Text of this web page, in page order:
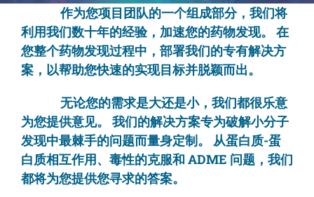
infiniSee
分迪资讯
关于我们
作为您项目团队的一个组成部分，我们将
利用我们数十年的经验，加速您的药物发现。 在
您整个药物发现过程中，部署我们的专有解决方
案，以帮助您快速的实现目标并脱颖而出。
无论您的需求是大还是小，我们都很乐意
为您提供意见。 我们的解决方案专为破解小分子
发现中最棘手的问题而量身定制。 从蛋白质-蛋
白质相互作用、毒性的克服和 ADME 问题，我们
都将为您提供您寻求的答案。